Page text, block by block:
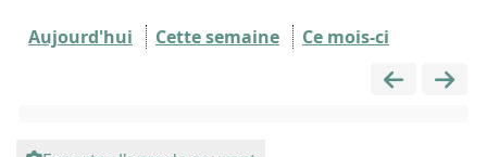
Aujourd'hui Cette semaine Ce mois-ci